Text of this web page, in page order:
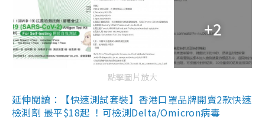
+2
點擊圖片放大
延伸閱讀：【快速測試套裝】香港口罩品牌開賣2款快速
檢測劑 最平$18起 ！可檢測Delta/Omicron病毒